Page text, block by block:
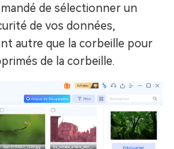
de sélectionner un
de vos données,
autre que la corbeille pour
de la corbeille.